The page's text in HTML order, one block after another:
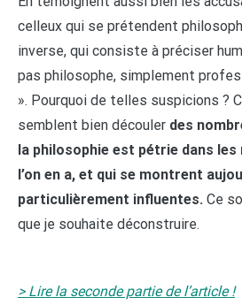
celleux qui se prétendent
inverse, qui consiste à préciser
pas philosophe, simplement
». Pourquoi de telles suspicions ?
semblent bien découler des
la philosophie est pétrie dans
l’on en a, et qui se montrent
particulièrement influentes. Ce
que je souhaite déconstruire.
> Lire la seconde partie de l’article !